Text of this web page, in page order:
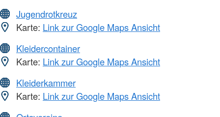
Jugendrotkreuz
Karte: Link zur Google Maps Ansicht
Kleidercontainer
Karte: Link zur Google Maps Ansicht
Kleiderkammer
Karte: Link zur Google Maps Ansicht